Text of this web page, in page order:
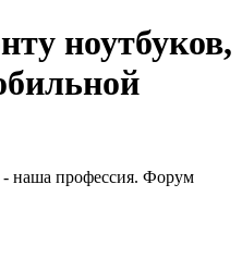
ноутбуков,
- наша профессия. Форум